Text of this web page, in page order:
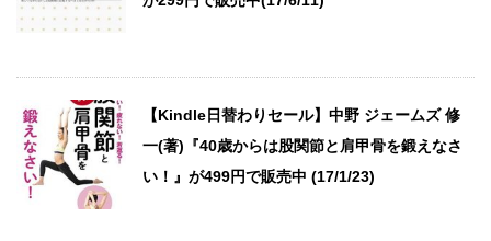
【Kindle日替わりセール】中野 ジェームズ 修
一(著)『40歳からは股関節と肩甲骨を鍛えなさ
い！』が499円で販売中 (17/1/23)